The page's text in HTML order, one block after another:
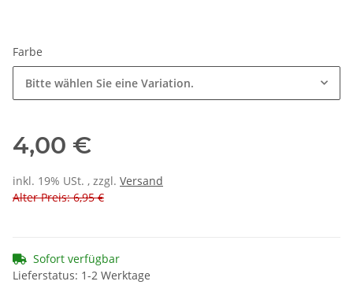
Farbe
Bitte wählen Sie eine Variation.
4,00 €
inkl. 19% USt. , zzgl. Versand
Alter Preis: 6,95 €
Sofort verfügbar
Lieferstatus: 1-2 Werktage